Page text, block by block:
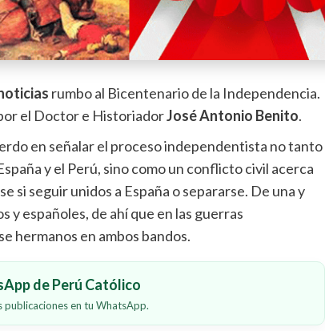
rumbo al Bicentenario de la Independencia.
el Doctor e HistoriadorJosé Antonio Benito.
en señalar el proceso independentista no tanto
y el Perú, sino como un conflicto civil acerca
si seguir unidos a España o separarse. De una y
y españoles, de ahí que en las guerras
hermanos en ambos bandos.
de Perú Católico
publicaciones en tu WhatsApp.